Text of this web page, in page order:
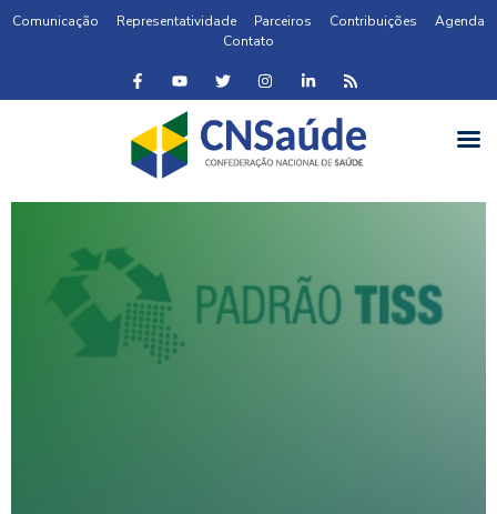
Comunicação Representatividade Parceiros Contribuições
Agenda
Contato